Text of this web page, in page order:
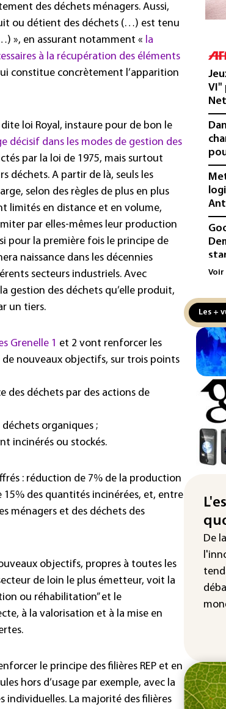
des déchets ménagers. Aussi,
ou détient des déchets (…) est tenu
», en assurant notamment « la
à la récupération des éléments
constitue concrètement l’apparition
dite loi Royal, instaure pour de bon le
décisif dans les modes de gestion des
par la loi de 1975, mais surtout
déchets. A partir de là, seuls les
selon des règles de plus en plus
limités en distance et en volume,
par elles-mêmes leur production
pour la première fois le principe de
naissance dans les décennies
secteurs industriels. Avec
gestion des déchets qu’elle produit,
un tiers.
Grenelle 1 et 2 vont renforcer les
nouveaux objectifs, sur trois points
des déchets par des actions de
organiques ;
incinérés ou stockés.
: réduction de 7% de la production
des quantités incinérées, et, entre
ménagers et des déchets des
objectifs, propres à toutes les
de loin le plus émetteur, voit la
ou réhabilitation” et le
à la valorisation et à la mise en
le principe des filières REP et en
hors d’usage par exemple, avec la
individuelles. La majorité des filières
VI"
la
de
Voir
Les +
De